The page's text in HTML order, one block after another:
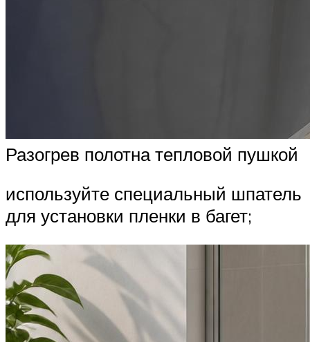
Разогрев полотна тепловой пушкой
используйте специальный шпатель
для установки пленки в багет;